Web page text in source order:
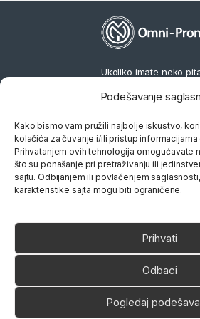
Podešavanje
Kako bismo vam pružili najbolje iskustvo,
kolačića za čuvanje i/ili pristup informacijama
Prihvatanjem ovih tehnologija omogućavate
što su ponašanje pri pretraživanju ili
sajtu. Odbijanjem ili povlačenjem
karakteristike sajta mogu biti ograničene.
Prihvati
Odbaci
Pogledaj
Ukoliko imate neko
066 80 81